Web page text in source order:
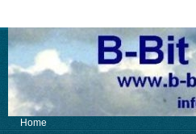
Home